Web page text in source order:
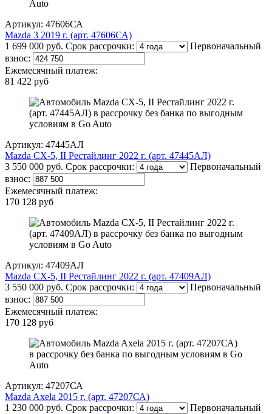
Артикул: 47606СА
Mazda 3 2019 г. (арт. 47606СА)
1 699 000 руб. Срок рассрочки:
Первоначальный
взнос:
Ежемесячный платеж:
81 422 руб
Артикул: 47445АЛ
Mazda CX-5, II Рестайлинг 2022 г. (арт. 47445АЛ)
3 550 000 руб. Срок рассрочки:
Первоначальный
взнос:
Ежемесячный платеж:
170 128 руб
Артикул: 47409АЛ
Mazda CX-5, II Рестайлинг 2022 г. (арт. 47409АЛ)
3 550 000 руб. Срок рассрочки:
Первоначальный
взнос:
Ежемесячный платеж:
170 128 руб
Артикул: 47207СА
Mazda Axela 2015 г. (арт. 47207СА)
1 230 000 руб. Срок рассрочки:
Первоначальный